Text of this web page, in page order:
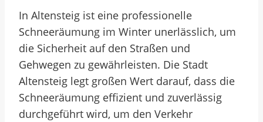
In Altensteig ist eine professionelle
Schneeräumung im Winter unerlässlich, um
die Sicherheit auf den Straßen und
Gehwegen zu gewährleisten. Die Stadt
Altensteig legt großen Wert darauf, dass die
Schneeräumung effizient und zuverlässig
durchgeführt wird, um den Verkehr